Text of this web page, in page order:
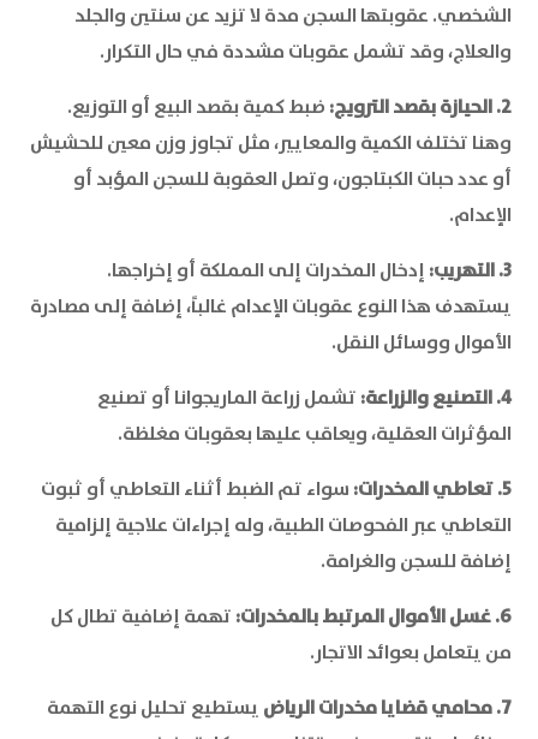
الشخصي. عقوبتها السجن مدة لا تزيد عن سنتين والجلد
والعلاج، وقد تشمل عقوبات مشددة في حال التكرار.
2. الحيازة بقصد الترويج:
ضبط كمية بقصد البيع أو التوزيع.
وهنا تختلف الكمية والمعايير، مثل تجاوز وزن معين للحشيش
أو عدد حبات الكبتاجون، وتصل العقوبة للسجن المؤبد أو
الإعدام.
3. التهريب:
إدخال المخدرات إلى المملكة أو إخراجها.
يستهدف هذا النوع عقوبات الإعدام غالباً، إضافة إلى مصادرة
الأموال ووسائل النقل.
4. التصنيع والزراعة:
تشمل زراعة الماريجوانا أو تصنيع
المؤثرات العقلية، ويعاقب عليها بعقوبات مغلظة.
5. تعاطي المخدرات:
سواء تم الضبط أثناء التعاطي أو ثبوت
التعاطي عبر الفحوصات الطبية، وله إجراءات علاجية إلزامية
إضافة للسجن والغرامة.
6. غسل الأموال المرتبط بالمخدرات:
تهمة إضافية تطال كل
من يتعامل بعوائد الاتجار.
7. محامي قضايا مخدرات الرياض
يستطيع تحليل نوع التهمة